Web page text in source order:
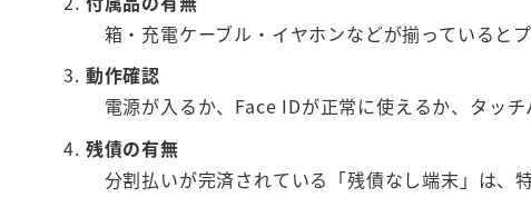
箱・充電ケーブル・イヤホンなどが揃っていると
動作確認
電源が入るか、Face IDが正常に使えるか、タッチ
残債の有無
分割払いが完済されている「残債なし端末」は、